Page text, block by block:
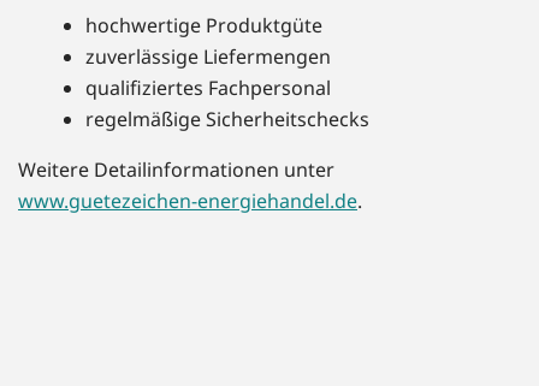
hochwertige Produktgüte
zuverlässige Liefermengen
qualifiziertes Fachpersonal
regelmäßige Sicherheitschecks
Weitere Detailinformationen unter
www.guetezeichen-energiehandel.de.